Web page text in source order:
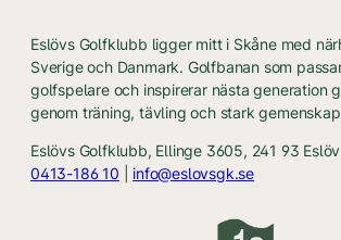
Eslövs Golfklubb ligger mitt i Skåne med
Sverige och Danmark. Golfbanan som
golfspelare och inspirerar nästa generation
genom träning, tävling och stark
Eslövs Golfklubb, Ellinge 3605, 241 93 Eslöv
0413-186 10
info@eslovsgk.se